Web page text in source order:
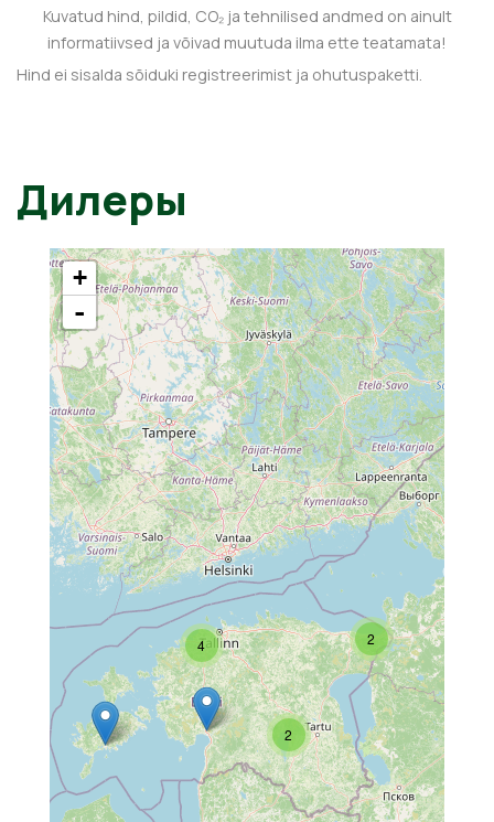
Kuvatud hind, pildid, CO₂ ja tehnilised andmed on ainult
informatiivsed ja võivad muutuda ilma ette teatamata!
Hind ei sisalda sõiduki registreerimist ja ohutuspaketti.
Дилеры
2
2
4
+
-